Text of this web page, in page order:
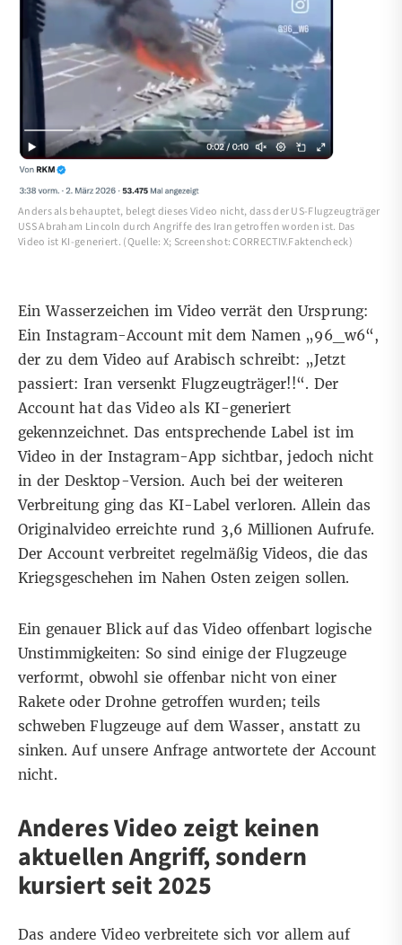
Anders als behauptet, belegt dieses Video nicht, dass der US-Flugzeugträger
USS Abraham Lincoln durch Angriffe des Iran getroffen worden ist. Das
Video ist KI-generiert. (Quelle: X; Screenshot: CORRECTIV.Faktencheck)
Ein Wasserzeichen im Video verrät den Ursprung:
Ein Instagram-Account mit dem Namen „96_w6“,
der zu dem Video auf Arabisch schreibt: „Jetzt
passiert: Iran versenkt Flugzeugträger!!“. Der
Account hat das Video als KI-generiert
gekennzeichnet. Das entsprechende Label ist im
Video in der Instagram-App sichtbar, jedoch nicht
in der Desktop-Version. Auch bei der weiteren
Verbreitung ging das KI-Label verloren. Allein das
Originalvideo erreichte rund 3,6 Millionen Aufrufe.
Der Account verbreitet regelmäßig Videos, die das
Kriegsgeschehen im Nahen Osten zeigen sollen.
Ein genauer Blick auf das Video offenbart logische
Unstimmigkeiten: So sind einige der Flugzeuge
verformt, obwohl sie offenbar nicht von einer
Rakete oder Drohne getroffen wurden; teils
schweben Flugzeuge auf dem Wasser, anstatt zu
sinken.Auf unsere Anfrage antwortete der Account
nicht.
Anderes Video zeigt keinen
aktuellen Angriff, sondern
kursiert seit 2025
Das andere Video verbreitete sich vor allem auf